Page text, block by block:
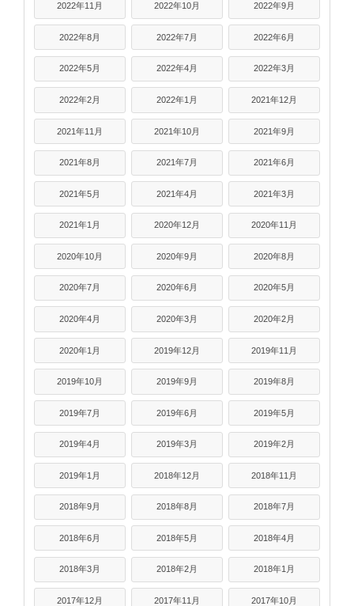
2022年11月 2022年10月 2022年9月
2022年8月 2022年7月 2022年6月
2022年5月 2022年4月 2022年3月
2022年2月 2022年1月 2021年12月
2021年11月 2021年10月 2021年9月
2021年8月 2021年7月 2021年6月
2021年5月 2021年4月 2021年3月
2021年1月 2020年12月 2020年11月
2020年10月 2020年9月 2020年8月
2020年7月 2020年6月 2020年5月
2020年4月 2020年3月 2020年2月
2020年1月 2019年12月 2019年11月
2019年10月 2019年9月 2019年8月
2019年7月 2019年6月 2019年5月
2019年4月 2019年3月 2019年2月
2019年1月 2018年12月 2018年11月
2018年9月 2018年8月 2018年7月
2018年6月 2018年5月 2018年4月
2018年3月 2018年2月 2018年1月
2017年12月 2017年11月 2017年10月